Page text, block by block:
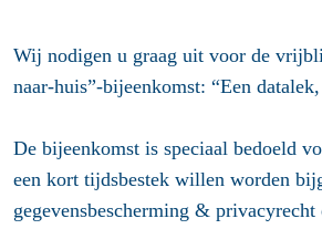
Wij nodigen u graag uit voor de
naar-huis”-bijeenkomst: “Een
De bijeenkomst is speciaal bedoeld
een kort tijdsbestek willen worden
gegevensbescherming & privacyrecht